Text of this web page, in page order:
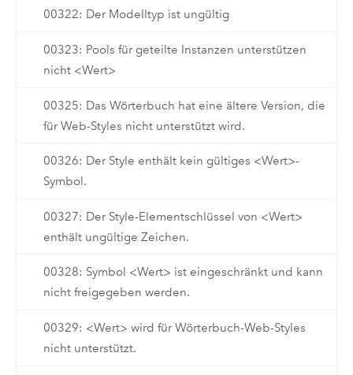
00322: Der Modelltyp ist ungültig
00323: Pools für geteilte Instanzen unterstützen
nicht <Wert>
00325: Das Wörterbuch hat eine ältere Version, die
für Web-Styles nicht unterstützt wird.
00326: Der Style enthält kein gültiges <Wert>-
Symbol.
00327: Der Style-Elementschlüssel von <Wert>
enthält ungültige Zeichen.
00328: Symbol <Wert> ist eingeschränkt und kann
nicht freigegeben werden.
00329: <Wert> wird für Wörterbuch-Web-Styles
nicht unterstützt.